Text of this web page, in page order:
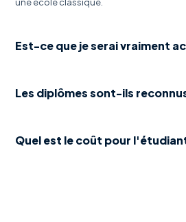
une école classique.
Est-ce que je serai vraiment
Les diplômes sont-ils
Quel est le coût pour